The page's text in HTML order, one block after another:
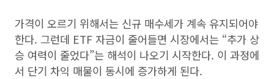
가격이 오르기 위해서는 신규 매수세가 계속 유지되어야
한다. 그런데 ETF 자금이 줄어들면 시장에서는 “추가 상
승 여력이 줄었다”는 해석이 나오기 시작한다. 이 과정에
서 단기 차익 매물이 동시에 증가하게 된다.